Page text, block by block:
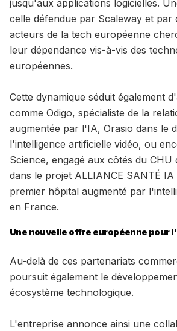
jusqu'aux applications logicielles.
celle défendue par Scaleway et par
acteurs de la tech européenne
leur dépendance vis-à-vis des
européennes.
Cette dynamique séduit également
comme Odigo, spécialiste de la
augmentée par l'IA, Orasio dans le
l'intelligence artificielle vidéo, ou
Science, engagé aux côtés du CHU
dans le projet ALLIANCE SANTÉ
premier hôpital augmenté par
en France.
Une nouvelle offre européenne pour
Au-delà de ces partenariats
poursuit également le
écosystème technologique.
L'entreprise annonce ainsi une